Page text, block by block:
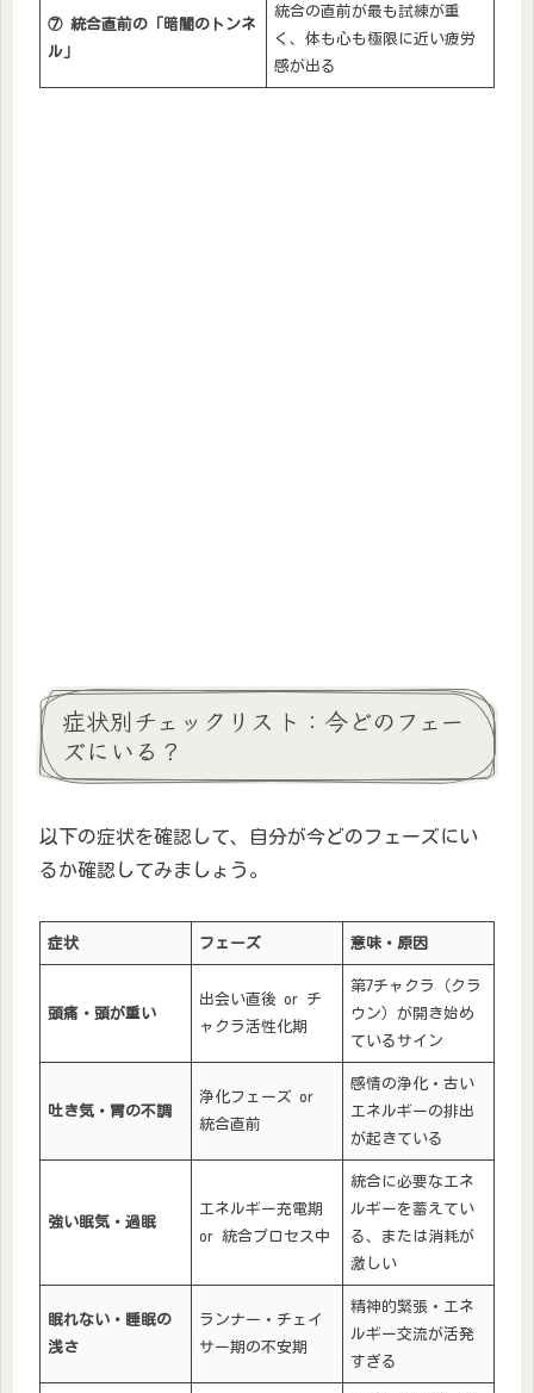
⑦統合直前の「暗闇のトンネ
ル」
統合の直前が最も試練が重
く、体も心も極限に近い疲労
感が出る
症状別チェックリスト：今どのフェー
ズにいる？
以下の症状を確認して、自分が今どのフェーズにい
るか確認してみましょう。
症状 フェーズ 意味・原因
頭痛・頭が重い
出会い直後 or チ
ャクラ活性化期
第7チャクラ（クラ
ウン）が開き始め
ているサイン
吐き気・胃の不調
浄化フェーズ or
統合直前
感情の浄化・古い
エネルギーの排出
が起きている
強い眠気・過眠
エネルギー充電期
or 統合プロセス中
統合に必要なエネ
ルギーを蓄えてい
る、または消耗が
激しい
眠れない・睡眠の
浅さ
ランナー・チェイ
サー期の不安期
精神的緊張・エネ
ルギー交流が活発
すぎる